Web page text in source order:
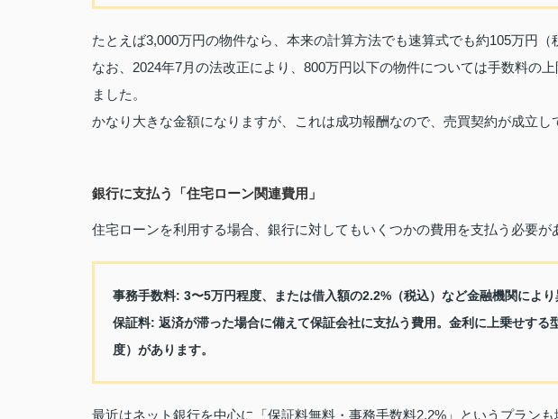
たとえば3,000万円の物件なら、本来の計算方法でも速算式でも約105万円（
なお、2024年7月の法改正により、800万円以下の物件については手数料の
ました。
かなり大きな金額になりますが、これは成功報酬なので、売買契約が成立し
銀行に支払う「住宅ローン関連費用」
住宅ローンを利用する場合、銀行に対してもいくつかの費用を支払う必要が
事務手数料: 3〜5万円程度、または借入額の2.2%（税込）など金融機関により
保証料: 返済が滞った場合に備えて保証会社に支払う費用。金利に上乗せする
度）があります。
最近はネット銀行を中心に「保証料無料・事務手数料2.2%」というプランも